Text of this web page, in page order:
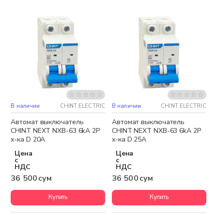
В наличии CHINT ELECTRIC
Автомат выключатель
CHINT NEXT NXB-63 6kA 2P
х-ка D 20A
Цена
с
НДС
36 500 сум
Купить
В наличии CHINT ELECTRIC
Автомат выключатель
CHINT NEXT NXB-63 6kA 2P
х-ка D 25A
Цена
с
НДС
36 500 сум
Купить